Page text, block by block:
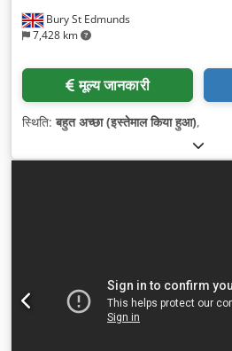
Bury St Edmunds
7,428 km
मूल्य जानकारी
स्थिति:बहुत अच्छा (इस्तेमाल किया हुआ),